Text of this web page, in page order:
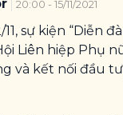
20:00 - 15/11/2021
11, sự kiện
Liên hiệp Phụ
và kết nối đầu